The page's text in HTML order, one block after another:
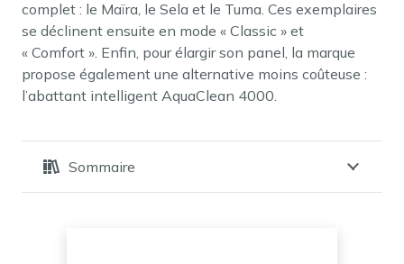
complet : le Maïra, le Sela et le Tuma. Ces exemplaires
se déclinent ensuite en mode « Classic » et
« Comfort ». Enfin, pour élargir son panel, la marque
propose également une alternative moins coûteuse :
l’abattant intelligent AquaClean 4000.
Sommaire